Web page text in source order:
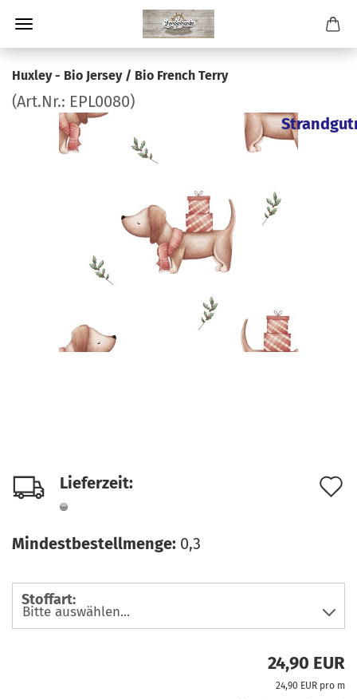
Huxley - Bio Jersey / Bio French Terry
(Art.Nr.: EPL0080)
Lieferzeit:
Mindestbestellmenge: 0,3
Stoffart:
24,90 EUR
24,90 EUR pro m